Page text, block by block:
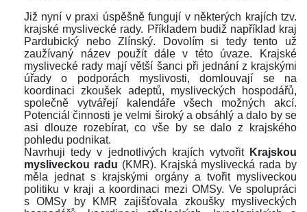
Již nyní v praxi úspěšně fungují v některých krajích tzv.
krajské myslivecké rady. Příkladem budiž například kraj
Pardubický nebo Zlínský. Dovolím si tedy tento už
zaužívaný název použít dále v této úvaze. Krajské
myslivecké rady mají větší šanci při jednání z krajskými
úřady o podporách myslivosti, domlouvají se na
koordinaci zkoušek adeptů, mysliveckých hospodářů,
polečně vytvářejí kalendáře všech možných akcí.
Potenciál činnosti je velmi široký a obsáhlý a dalo by se
asi dlouze rozebírat, co vše by se dalo z krajského
pohledu podnikat.
Navrhuji tedy v jednotlivých krajích vytvořit Krajskou
mysliveckou radu (KMR). Krajská myslivecká rada by
měla jednat s krajskými orgány a tvořit mysliveckou
politiku v kraji a koordinaci mezi OMSy. Ve spolupráci
OMSy by KMR zajišťovala zkoušky mysliveckých